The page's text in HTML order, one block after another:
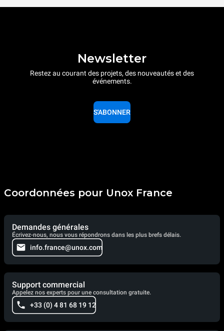
Newsletter
Restez au courant des projets, des nouveautés et des
événements.
S'ABONNER
Coordonnées pour Unox France
Demandes générales
Écrivez-nous, nous vous répondrons dans les plus brefs délais.
info.france@unox.com
Support commercial
Appelez nos experts pour une consultation gratuite.
+33 (0) 4 81 68 19 12